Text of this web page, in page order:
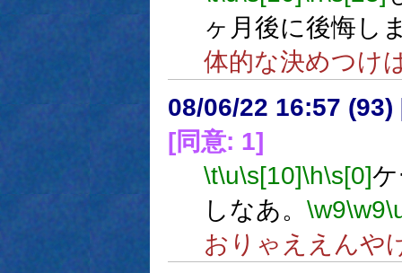
ヶ月後に後悔し
体的な決めつけ
08/06/22 16:57 (93)
[同意: 1]
\t\u\s[10]\h\s[0]
しなあ。 \w9\w9
おりゃええんや